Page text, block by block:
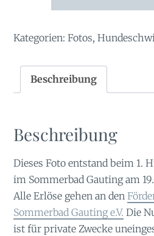
Kategorien:Fotos,
Beschreibung
Beschreibung
Dieses Foto entstand beim 1.
im Sommerbad Gauting am
Alle Erlöse gehen an den
Sommerbad Gauting e.V. Die
ist für private Zwecke